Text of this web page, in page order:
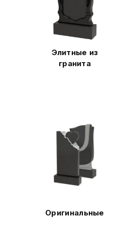
Элитные из
гранита
Оригинальные